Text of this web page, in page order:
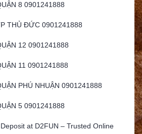
8 0901241888
THỦ ĐỨC 0901241888
12 0901241888
11 0901241888
PHÚ NHUẬN 0901241888
5 0901241888
at D2FUN – Trusted Online